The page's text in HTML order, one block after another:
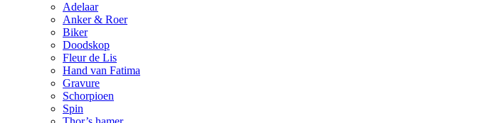
Adelaar
Anker & Roer
Biker
Doodskop
Fleur de Lis
Hand van Fatima
Gravure
Schorpioen
Spin